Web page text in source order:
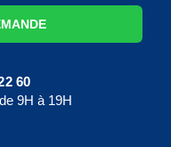
60
9H à 19H